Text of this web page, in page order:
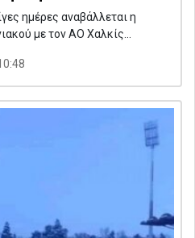
ημέρες αναβάλλεται η
με τον ΑΟ Χαλκίς…